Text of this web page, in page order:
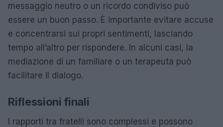
messaggio neutro o un ricordo condiviso può
essere un buon passo. È importante evitare accuse
e concentrarsi sui propri sentimenti, lasciando
tempo all’altro per rispondere. In alcuni casi, la
mediazione di un familiare o un terapeuta può
facilitare il dialogo.
Riflessioni finali
I rapporti tra fratelli sono complessi e possono